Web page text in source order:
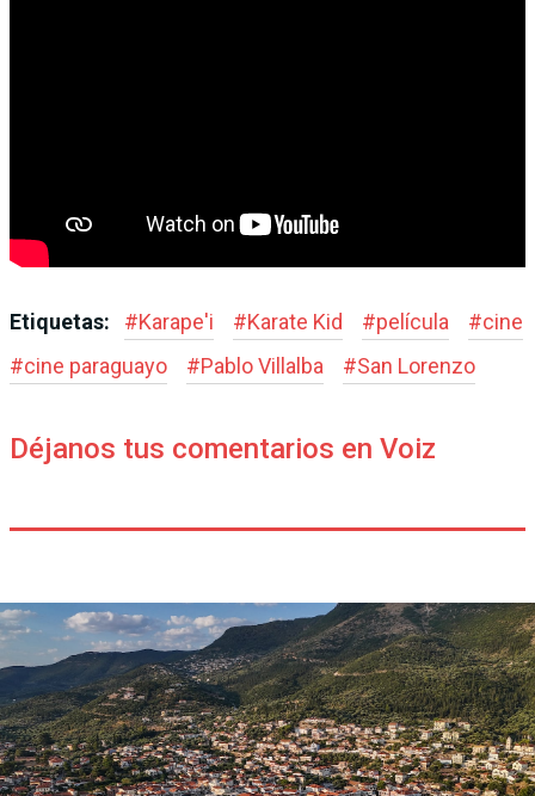
Etiquetas: #Karape'i #Karate Kid #película #cine
#cine paraguayo #Pablo Villalba #San Lorenzo
Déjanos tus comentarios en Voiz